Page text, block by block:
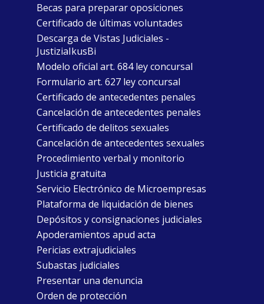
Becas para preparar oposiciones
Certificado de últimas voluntades
Descarga de Vistas Judiciales -
JustiziaIkusBi
Modelo oficial art. 684 ley concursal
Formulario art. 627 ley concursal
Certificado de antecedentes penales
Cancelación de antecedentes penales
Certificado de delitos sexuales
Cancelación de antecedentes sexuales
Procedimiento verbal y monitorio
Justicia gratuita
Servicio Electrónico de Microempresas
Plataforma de liquidación de bienes
Depósitos y consignaciones judiciales
Apoderamientos apud acta
Pericias extrajudiciales
Subastas judiciales
Presentar una denuncia
Orden de protección